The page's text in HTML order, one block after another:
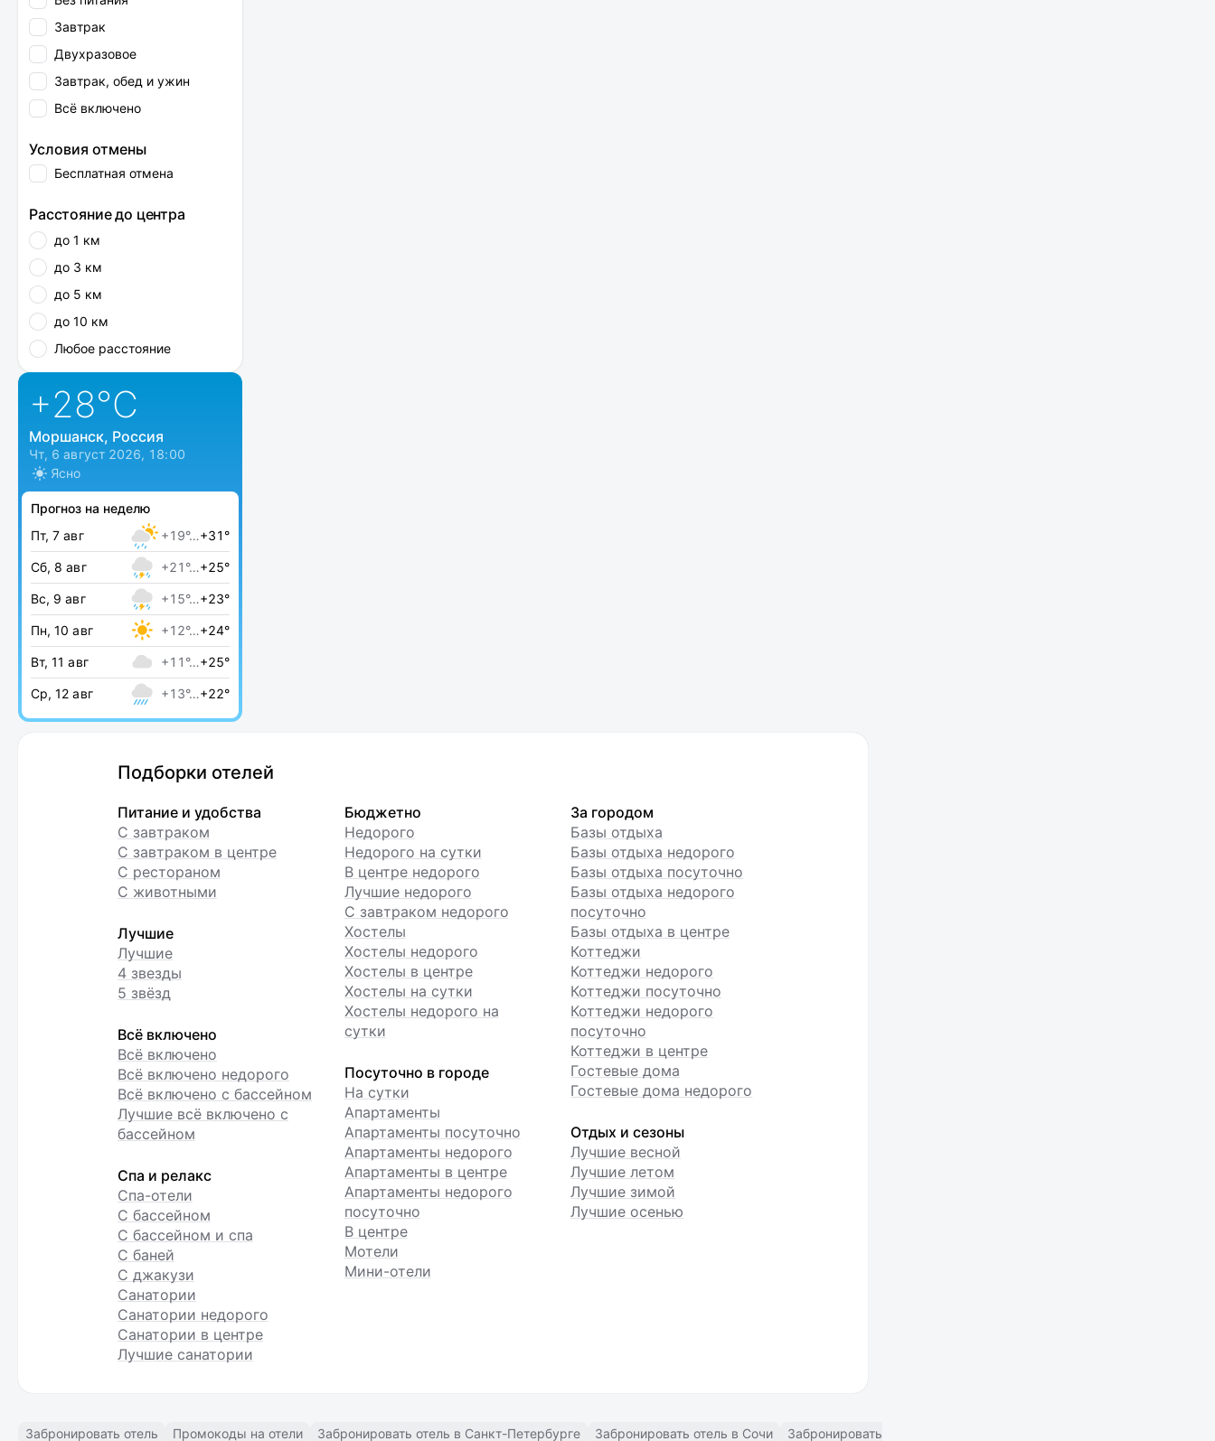
Завтрак
Двухразовое
Завтрак, обед и ужин
Всё включено
Условия отмены
Бесплатная отмена
Расстояние до центра
до 1 км
до 3 км
до 5 км
до 10 км
Любое расстояние
+28°C
Моршанск, Россия
Чт, 6 август 2026, 18:00
Ясно
Прогноз на неделю
Пт, 7 авг
+19°…+31°
Сб, 8 авг +21°…+25°
Вс, 9 авг +15°…+23°
Пн, 10 авг +12°…+24°
Вт, 11 авг +11°…+25°
Ср, 12 авг +13°…+22°
Подборки отелей
Питание и удобства
С завтраком
С завтраком в центре
С рестораном
С животными
Лучшие
Лучшие
4 звезды
5 звёзд
Всё включено
Всё включено
Всё включено недорого
Всё включено с бассейном
Лучшие всё включено с
бассейном
Спа и релакс
Спа-отели
С бассейном
С бассейном и спа
С баней
С джакузи
Санатории
Санатории недорого
Санатории в центре
Лучшие санатории
Бюджетно
Недорого
Недорого на сутки
В центре недорого
Лучшие недорого
С завтраком недорого
Хостелы
Хостелы недорого
Хостелы в центре
Хостелы на сутки
Хостелы недорого на
сутки
Посуточно в городе
На сутки
Апартаменты
Апартаменты посуточно
Апартаменты недорого
Апартаменты в центре
Апартаменты недорого
посуточно
В центре
Мотели
Мини-отели
За городом
Базы отдыха
Базы отдыха недорого
Базы отдыха посуточно
Базы отдыха недорого
посуточно
Базы отдыха в центре
Коттеджи
Коттеджи недорого
Коттеджи посуточно
Коттеджи недорого
посуточно
Коттеджи в центре
Гостевые дома
Гостевые дома недорого
Отдых и сезоны
Лучшие весной
Лучшие летом
Лучшие зимой
Лучшие осенью
Забронировать отель Промокоды на отели Забронировать отель в Санкт-Петербурге Забронировать отель в Сочи Забронировать отель в Москве